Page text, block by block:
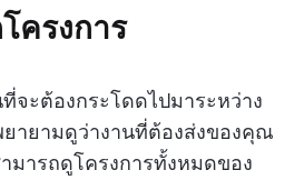
ครงการ
จะต้องกระโดดไปมาระหว่าง
ายามดูว่างานที่ต้องส่งของคุณ
มารถดูโครงการทั้งหมดของ